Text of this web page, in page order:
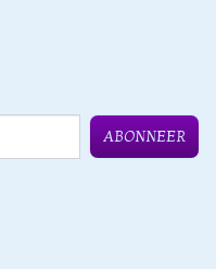
ABONNEER